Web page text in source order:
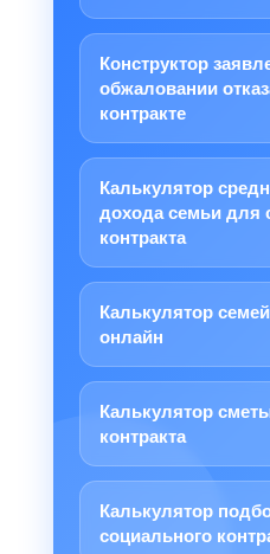
Конструктор
обжаловании
контракте
Калькулятор
дохода семьи для
контракта
Калькулятор
онлайн
Калькулятор
контракта
Калькулятор
социального